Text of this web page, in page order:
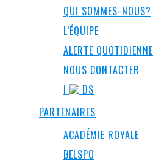
QUI SOMMES-NOUS?
L’ÉQUIPE
ALERTE QUOTIDIENNE
NOUS CONTACTER
I
DS
PARTENAIRES
ACADÉMIE ROYALE
BELSPO